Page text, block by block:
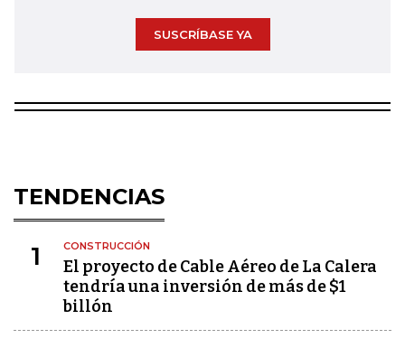
SUSCRÍBASE YA
TENDENCIAS
1 CONSTRUCCIÓN
El proyecto de Cable Aéreo de La Calera
tendría una inversión de más de $1
billón